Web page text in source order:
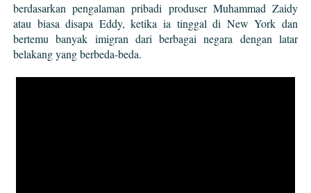
berdasarkan pengalaman pribadi produser Muhammad Zaidy
atau biasa disapa Eddy, ketika ia tinggal di New York dan
bertemu banyak imigran dari berbagai negara dengan latar
belakang yang berbeda-beda.